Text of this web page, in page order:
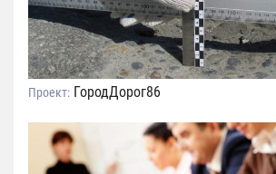
Проект: ГородДорог86